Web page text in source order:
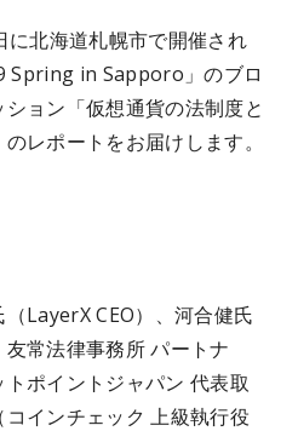
北海道札幌市で開催され
Spring in Sapporo」のブロ
ョン「仮想通貨の法制度と
レポートをお届けします。
LayerX CEO）、河合健氏
友常法律事務所 パートナ
ポイントジャパン 代表取
インチェック 上級執行役